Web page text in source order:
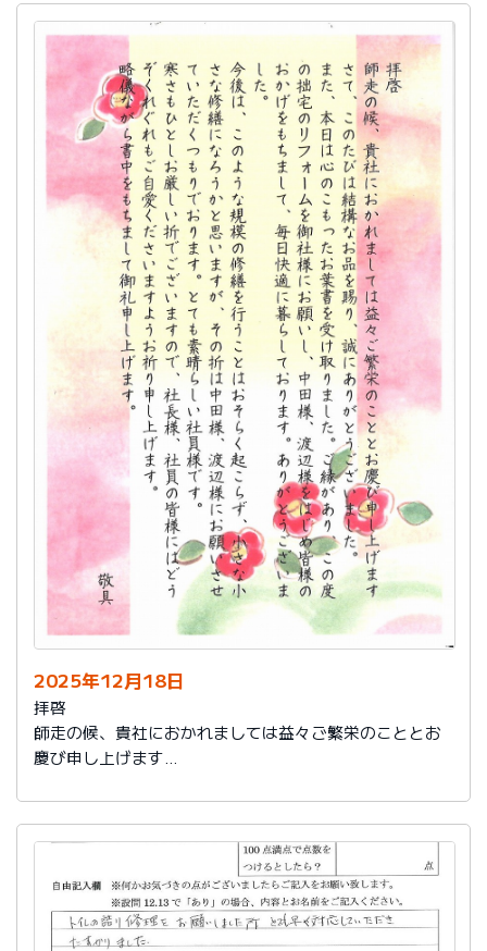
2025年12月18日
拝啓
師走の候、貴社におかれましては益々ご繁栄のこととお
慶び申し上げます
ざいました。
また、本日は心のこもったお葉書を受け取りました。ご
縁があり、この度の拙宅のリフォームを御社様にお願い
し、中田様、渡辺様をはじめ皆様のおかげをもちまし
て、毎日快適に暮らしております。ありがとうございま
した。